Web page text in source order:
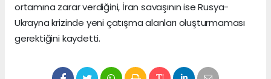
ortamına zarar verdiğini, İran savaşının ise Rusya-
Ukrayna krizinde yeni çatışma alanları oluşturmaması
gerektiğini kaydetti.